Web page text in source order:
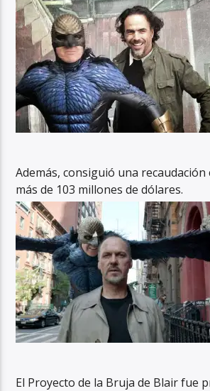
Además, consiguió una recaudación
más de 103 millones de dólares.
El Proyecto de la Bruja de Blair fue